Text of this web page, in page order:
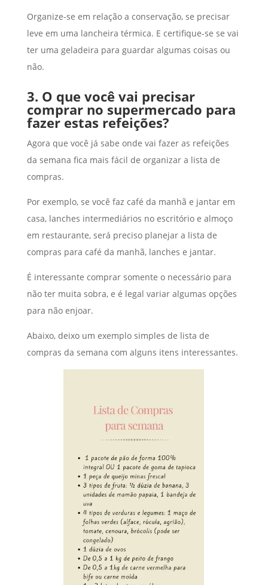
Organize-se em relação a conservação, se precisar
leve em uma lancheira térmica. E certifique-se se vai
ter uma geladeira para guardar algumas coisas ou
não.
3. O que você vai precisar
comprar no supermercado para
fazer estas refeições?
Agora que você já sabe onde vai fazer as refeições
da semana fica mais fácil de organizar a lista de
compras.
Por exemplo, se você faz café da manhã e jantar em
casa, lanches intermediários no escritório e almoço
em restaurante, será preciso planejar a lista de
compras para café da manhã, lanches e jantar.
É interessante comprar somente o necessário para
não ter muita sobra, e é legal variar algumas opções
para não enjoar.
Abaixo, deixo um exemplo simples de lista de
compras da semana com alguns itens interessantes.